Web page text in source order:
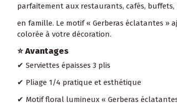
parfaitement aux restaurants, cafés, buffets,
en famille. Le motif « Gerberas éclatantes »
colorée à votre décoration.
⭐ Avantages
✔ Serviettes épaisses 3 plis
✔ Pliage 1/4 pratique et esthétique
✔ Motif floral lumineux « Gerberas